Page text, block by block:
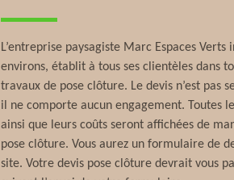
L’entreprise paysagiste Marc Espaces
environs, établit à tous ses clientèles dans
travaux de pose clôture. Le devis n’est pas
il ne comporte aucun engagement. Toutes
ainsi que leurs coûts seront affichées de
pose clôture. Vous aurez un formulaire de
site. Votre devis pose clôture devrait vous